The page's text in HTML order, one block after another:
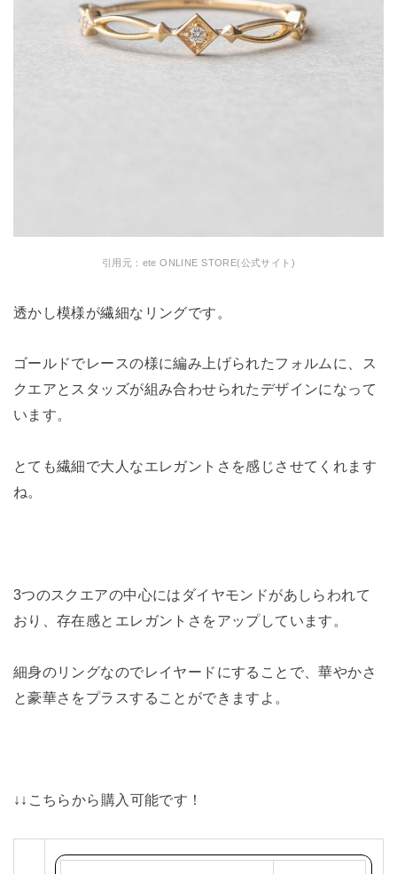
引用元：ete ONLINE STORE(公式サイト)
透かし模様が繊細なリングです。
ゴールドでレースの様に編み上げられたフォルムに、ス
クエアとスタッズが組み合わせられたデザインになって
います。
とても繊細で大人なエレガントさを感じさせてくれます
ね。
3つのスクエアの中心にはダイヤモンドがあしらわれて
おり、存在感とエレガントさをアップしています。
細身のリングなのでレイヤードにすることで、華やかさ
と豪華さをプラスすることができますよ。
↓↓こちらから購入可能です！